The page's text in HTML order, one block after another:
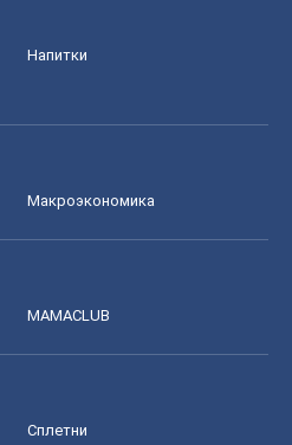
Напитки
Mакроэкономика
MAMACLUB
Сплетни